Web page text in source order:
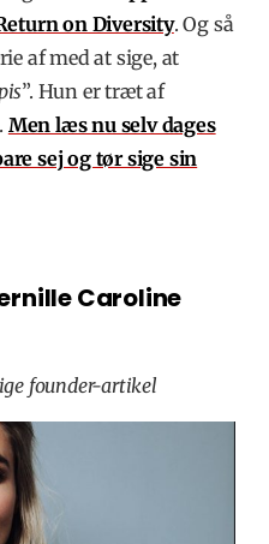
on Diversity. Og så
af med at sige, at
”. Hun er træt af
Men læs nu selv dages
sej og tør sige sin
Caroline
founder-artikel